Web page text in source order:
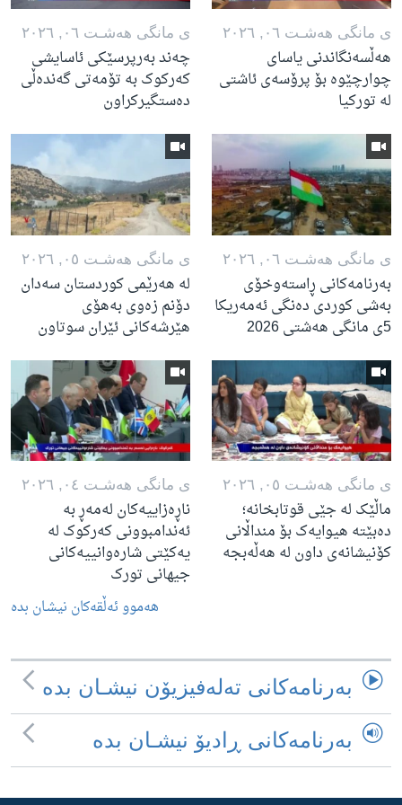
ی مانگی هه‌شـت ٠٦, ٢٠٢٦
هەڵسەنگاندنی یاسای
چوارچێوە بۆ پرۆسەی ئاشتی
لە تورکیا
ی مانگی هه‌شـت ٠٦, ٢٠٢٦
چەند بەرپرسێکی ئاسایشی
کەرکوک بە تۆمەتی گەندەڵی
دەستگیرکراون
ی مانگی هه‌شـت ٠٦, ٢٠٢٦
بەرنامەکانی ڕاستەوخۆی
بەشی کوردی دەنگی ئەمەریکا
5ی مانگی هەشتی 2026
ی مانگی هه‌شـت ٠٥, ٢٠٢٦
لە هەرێمی کوردستان سەدان
دۆنم زەوی بەهۆی
هێرشەکانی ئێران سوتاون
ی مانگی هه‌شـت ٠٥, ٢٠٢٦
ماڵێک لە جێی قوتابخانە؛
دەبێتە هیوایەک بۆ منداڵانی
کۆنیشانەی داون لە هەڵەبجە
ی مانگی هه‌شـت ٠٤, ٢٠٢٦
ناڕەزاییەکان لەمەڕ بە
ئەندامبوونی کەرکوک لە
یەکێتی شارەوانییەکانی
جیهانی تورک
هه‌موو ئه‌ڵقه‌کان نیشـان بده‌
به‌رنامه‌کانی ته‌له‌فیزیۆن نیشـان بده‌
به‌رنامه‌کانی ڕادیۆ نیشـان بده‌